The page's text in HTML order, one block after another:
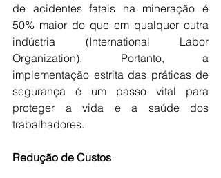
de acidentes fatais na mineração é
50% maior do que em qualquer outra
indústria (International Labor
Organization). Portanto, a
implementação estrita das práticas de
segurança é um passo vital para
proteger a vida e a saúde dos
trabalhadores.
Redução de Custos